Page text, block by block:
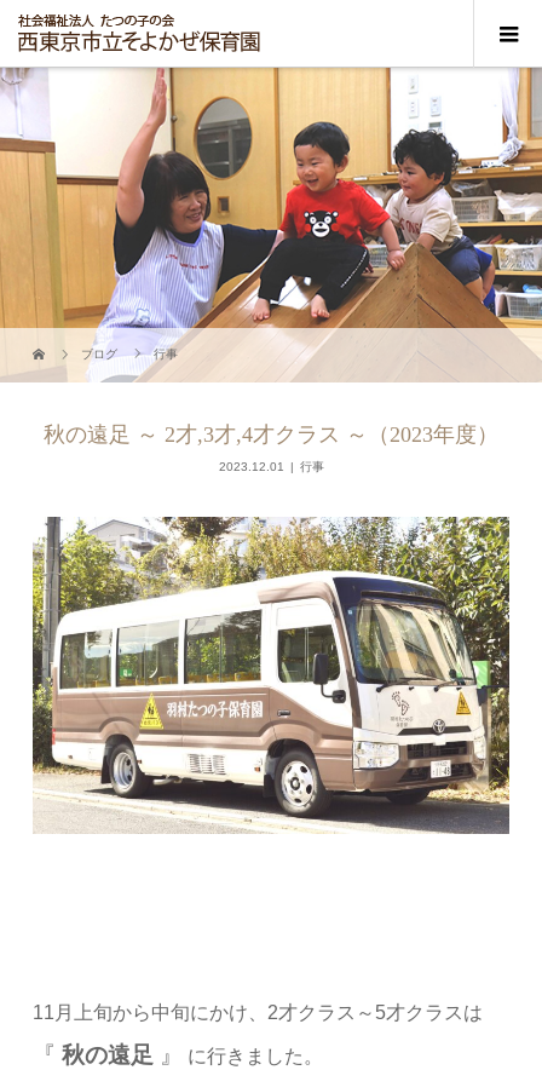
ブログ 行事
秋の遠足 ～ 2才,3才,4才クラス ～（2023年度）
2023.12.01 行事
11月上旬から中旬にかけ、2才クラス～5才クラスは
『秋の遠足 』 に行きました。